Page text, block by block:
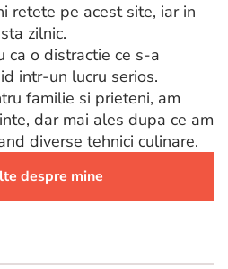
retete pe acest site, iar in
zilnic.
ca o distractie ce s-a
intr-un lucru serios.
familie si prieteni, am
dar mai ales dupa ce am
diverse tehnici culinare.
despre mine